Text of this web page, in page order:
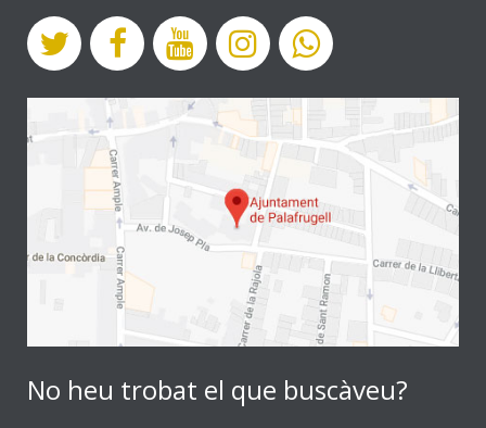
No heu trobat el que buscàveu?